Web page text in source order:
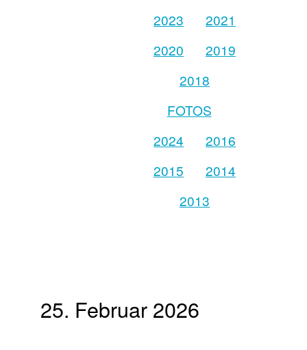
2023
2021
2020
2019
2018
FOTOS
2024
2016
2015
2014
2013
25. Februar 2026